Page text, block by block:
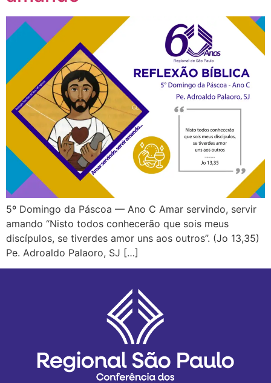
5º Domingo da Páscoa — Ano C Amar servindo, servir
amando “Nisto todos conhecerão que sois meus
discípulos, se tiverdes amor uns aos outros”. (Jo 13,35)
Pe. Adroaldo Palaoro, SJ […]